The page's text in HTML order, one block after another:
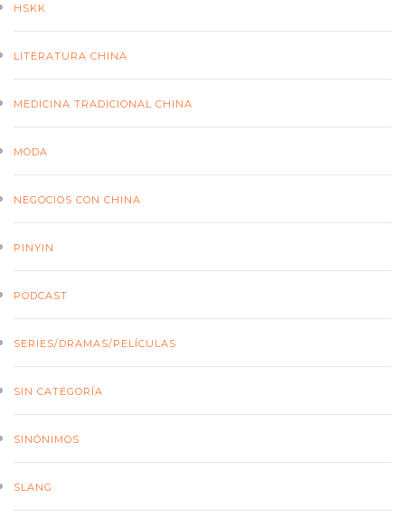
HSKK
LITERATURA CHINA
MEDICINA TRADICIONAL CHINA
MODA
NEGOCIOS CON CHINA
PINYIN
PODCAST
SERIES/DRAMAS/PELÍCULAS
SIN CATEGORÍA
SINÓNIMOS
SLANG